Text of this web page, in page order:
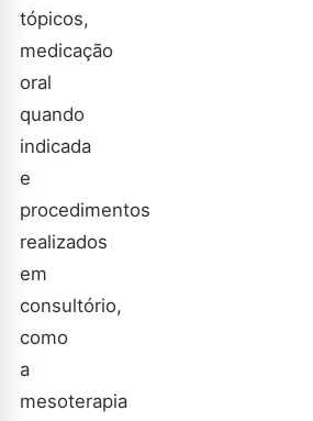
tópicos,
medicação
oral
quando
indicada
e
procedimentos
realizados
em
consultório,
como
a
mesoterapia